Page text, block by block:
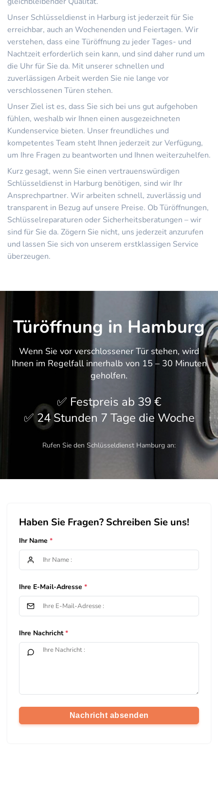
Unser Schlüsseldienst in Harburg ist jederzeit für Sie
erreichbar, auch an Wochenenden und Feiertagen. Wir
verstehen, dass eine Türöffnung zu jeder Tages- und
Nachtzeit erforderlich sein kann, und sind daher rund um
die Uhr für Sie da. Mit unserer schnellen und
zuverlässigen Arbeit werden Sie nie lange vor
verschlossenen Türen stehen.
Unser Ziel ist es, dass Sie sich bei uns gut aufgehoben
fühlen, weshalb wir Ihnen einen ausgezeichneten
Kundenservice bieten. Unser freundliches und
kompetentes Team steht Ihnen jederzeit zur Verfügung,
um Ihre Fragen zu beantworten und Ihnen weiterzuhelfen.
Kurz gesagt, wenn Sie einen vertrauenswürdigen
Schlüsseldienst in Harburg benötigen, sind wir Ihr
Ansprechpartner. Wir arbeiten schnell, zuverlässig und
transparent in Bezug auf unsere Preise. Ob Türöffnungen,
Schlüsselreparaturen oder Sicherheitsberatungen – wir
sind für Sie da. Zögern Sie nicht, uns jederzeit anzurufen
und lassen Sie sich von unserem erstklassigen Service
überzeugen.
Türöffnung in Hamburg
Wenn Sie vor verschlossener Tür stehen, wird
Ihnen im Regelfall innerhalb von 15 – 30 Minuten
geholfen.
Festpreis ab 39 €
24 Stunden 7 Tage die Woche
Rufen Sie den Schlüsseldienst Hamburg an:
Haben Sie Fragen? Schreiben Sie uns!
Ihr Name
Ihre E-Mail-Adresse
Ihre Nachricht
Nachricht absenden